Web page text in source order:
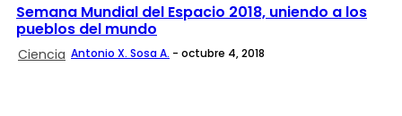
Semana Mundial del Espacio 2018, uniendo a los
pueblos del mundo
Ciencia Antonio X. Sosa A. - octubre 4, 2018